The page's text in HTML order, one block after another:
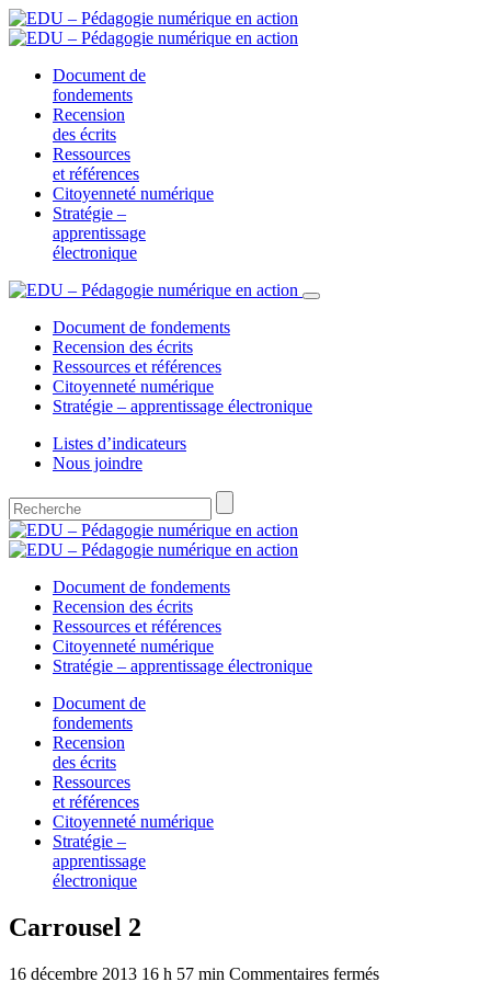
Document de
fondements
Recension
des écrits
Ressources
et références
Citoyenneté numérique
Stratégie –
apprentissage
électronique
Document de fondements
Recension des écrits
Ressources et références
Citoyenneté numérique
Stratégie – apprentissage électronique
Listes d’indicateurs
Nous joindre
Document de fondements
Recension des écrits
Ressources et références
Citoyenneté numérique
Stratégie – apprentissage électronique
Document de
fondements
Recension
des écrits
Ressources
et références
Citoyenneté numérique
Stratégie –
apprentissage
électronique
Carrousel 2
16 décembre 2013 16 h 57 min Commentaires ferméssur